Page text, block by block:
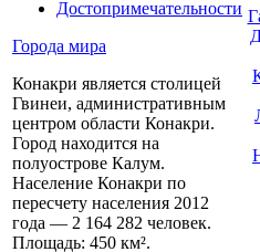
Достопримечательности
Города мира
Конакри является столицей
Гвинеи, административным
центром области Конакри.
Город находится на
полуострове Калум.
Население Конакри по
пересчету населения 2012
года — 2 164 282 человек.
Площадь: 450 км².